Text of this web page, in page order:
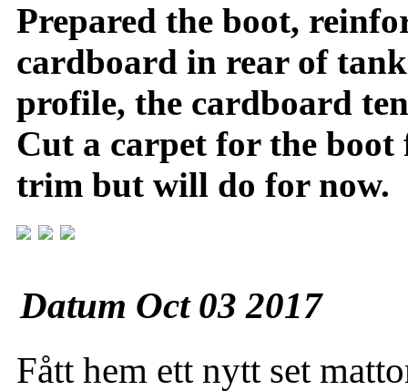
Prepared the boot,
cardboard in rear of
profile, the cardboard
Cut a carpet for the
trim but will do for now.
Datum Oct 03 2017
Fått hem ett nytt set